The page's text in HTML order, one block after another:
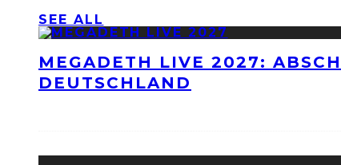
SEE ALL
MEGADETH LIVE 2027:
DEUTSCHLAND